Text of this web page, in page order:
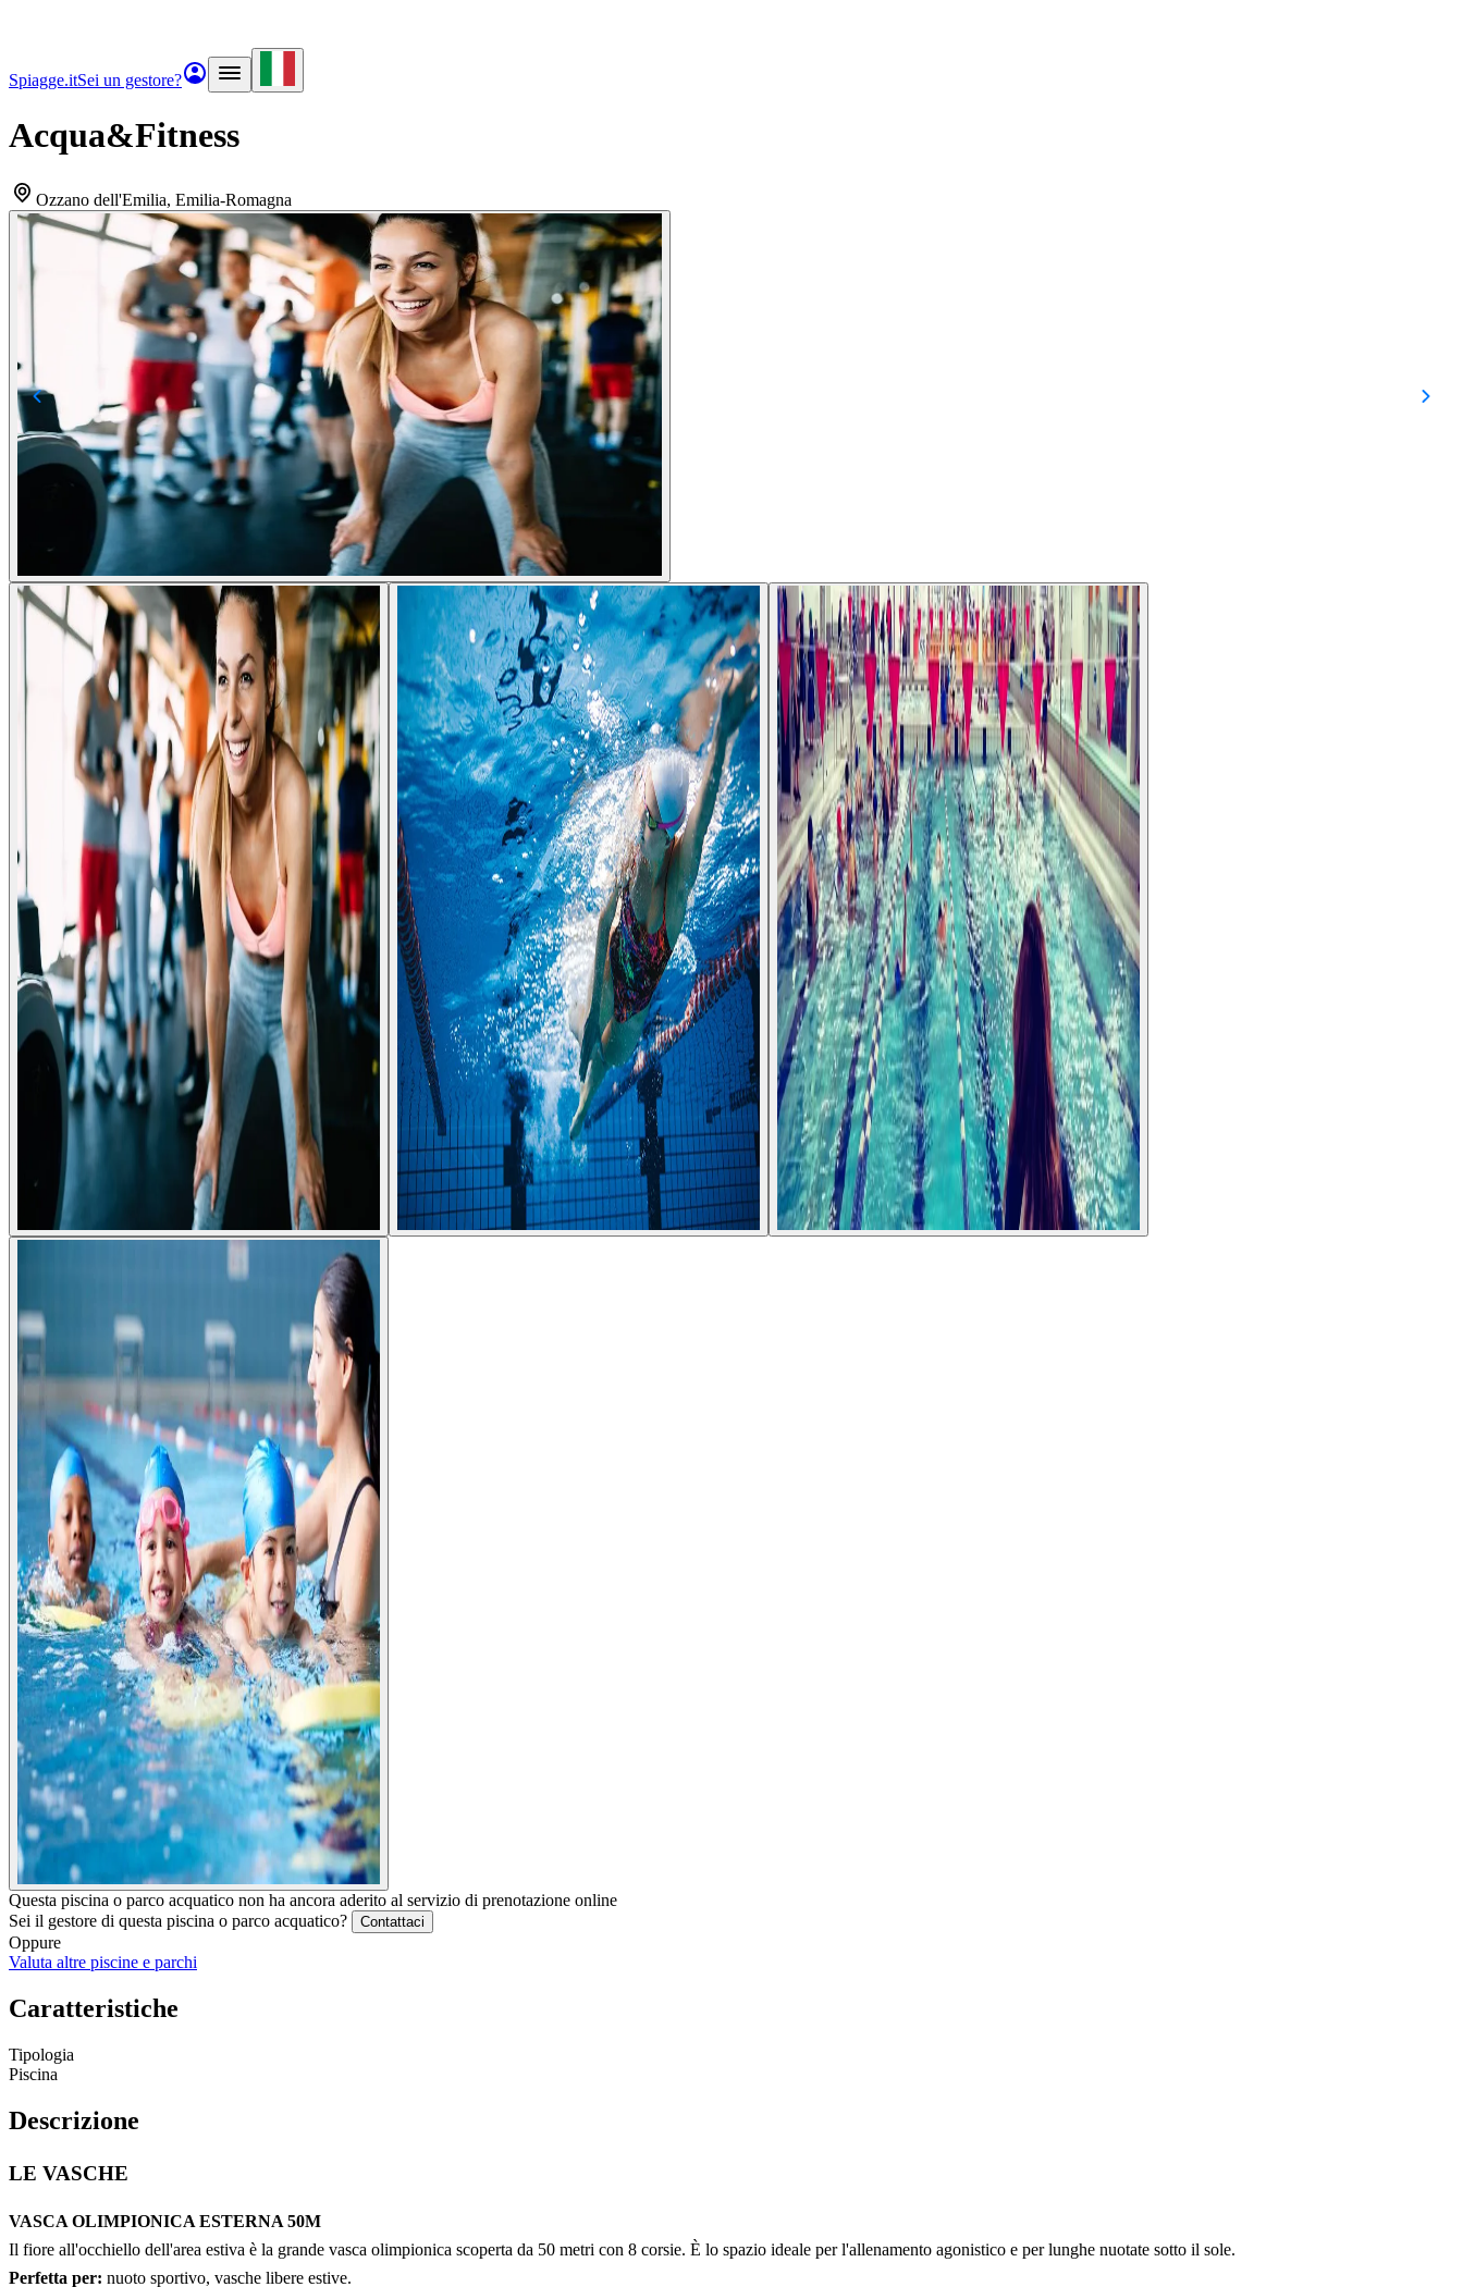
Spiagge.itSei un gestore?
Acqua&Fitness
Ozzano dell'Emilia, Emilia-Romagna
Questa piscina o parco acquatico non ha ancora aderito al servizio di prenotazione online
Sei il gestore di questa piscina o parco acquatico?
Contattaci
Oppure
Valuta altre piscine e parchi
Caratteristiche
Tipologia
Piscina
Descrizione
LE VASCHE
VASCA OLIMPIONICA ESTERNA 50M
Il fiore all'occhiello dell'area estiva è la grande vasca olimpionica scoperta da 50 metri con 8 corsie. È lo spazio ideale per l'allenamento agonistico e per lunghe nuotate sotto il sole.
Perfetta per: nuoto sportivo, vasche libere estive.